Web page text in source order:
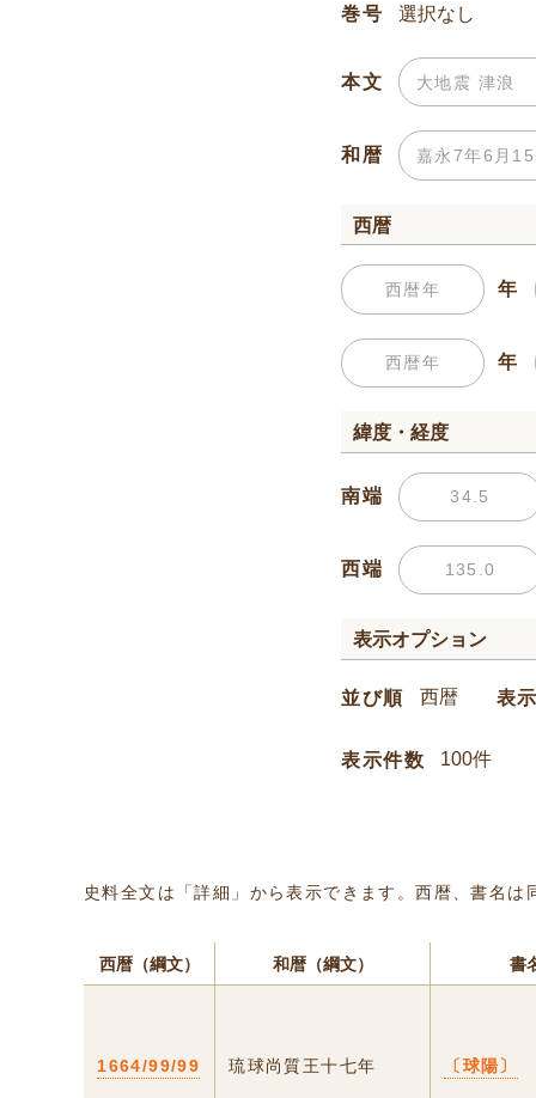
巻号
本文
和暦
西暦
年
年
緯度・経度
南端
西端
表示オプション
並び順 表
表示件数
史料全文は「詳細」から表示できます。西暦、書名
西暦（綱文） 和暦（綱文） 書
1664/99/99 琉球尚質王十七年 〔球陽〕